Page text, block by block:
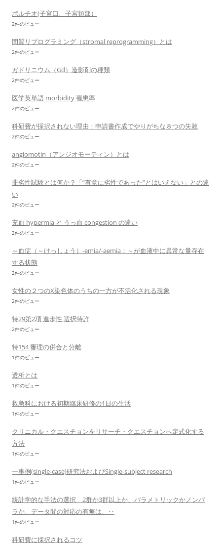
ポルチオ(子宮口、子宮頚部）
2件のビュー
間質リプログラミング（stromal reprogramming）とは
2件のビュー
ガドリニウム（Gd）造影剤の種類
2件のビュー
医学英単語 morbidity 罹患率
2件のビュー
科研費が採択されない理由：申請書作成でやりがちな８つの失敗
2件のビュー
angiomotin（アンジオモーティン）とは
2件のビュー
非劣性試験とは何か？「”有意に劣性であった”とはいえない」との違
い
2件のビュー
充血 hypermia と うっ血 congestion の違い
2件のビュー
～血症（～けっしょう）-emia/-aemia：～が血液中に異常な量存在
する状態
2件のビュー
女性の２つのX染色体のうちの一方が不活化される現象
2件のビュー
特29第2項 進歩性 選択特許
2件のビュー
特154 審理の併合と分離
1件のビュー
透析とは
1件のビュー
救急科における初期臨床研修の1日の生活
1件のビュー
クリニカル・クエスチョンをリサーチ・クエスチョンへ定式化する
方法
1件のビュー
一事例(single-case)研究法およびSingle-subject research
1件のビュー
統計学的な手法の選択 2群か3群以上か、パラメトリックかノンパ
ラか、データ間の対応の有無は、‥
1件のビュー
科研費に採択されるコツ